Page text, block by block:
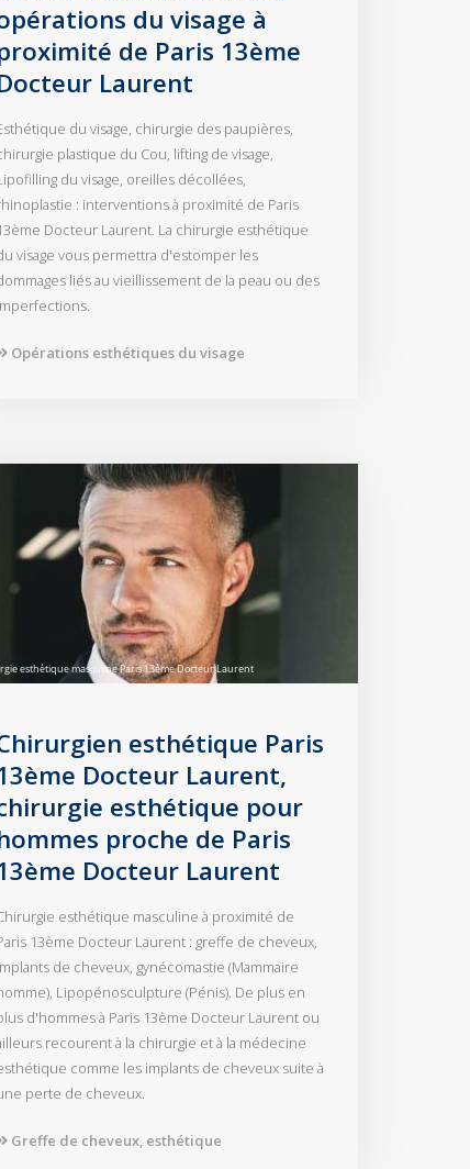
du visage à
de Paris 13ème
Laurent
du visage, chirurgie des paupières,
plastique du Cou, lifting de visage,
du visage, oreilles décollées,
: interventions à proximité de Paris
Docteur Laurent. La chirurgie esthétique
visage vous permettra d'estomper les
liés au vieillissement de la peau ou des
Opérations esthétiques du visage
esthétique Paris
Docteur Laurent,
esthétique pour
proche de Paris
Docteur Laurent
esthétique masculine à proximité de
13ème Docteur Laurent : greffe de cheveux,
de cheveux, gynécomastie (Mammaire
Lipopénosculpture (Pénis). De plus en
d'hommes à Paris 13ème Docteur Laurent ou
recourent à la chirurgie et à la médecine
comme les implants de cheveux suite à
perte de cheveux.
Greffe de cheveux, esthétique